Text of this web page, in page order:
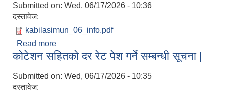
Submitted on: Wed, 06/17/2026 - 10:36
दस्तावेज:
kabilasimun_06_info.pdf
Read more
कोटेशन सहितको दर रेट पेश गर्ने सम्बन्धी सूचना |
Submitted on: Wed, 06/17/2026 - 10:35
दस्तावेज: